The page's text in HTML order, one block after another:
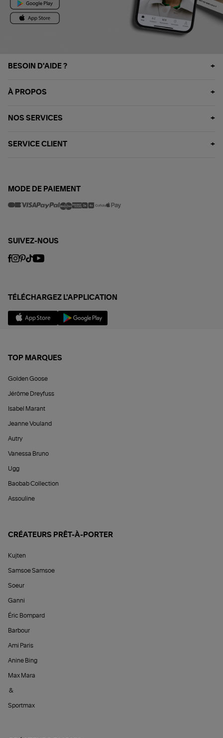
BESOIN D'AIDE ?
À PROPOS
NOS SERVICES
SERVICE CLIENT
MODE DE PAIEMENT
SUIVEZ-NOUS
TÉLÉCHARGEZ L'APPLICATION
TOP MARQUES
Golden Goose
Jérôme Dreyfuss
Isabel Marant
Jeanne Vouland
Autry
Vanessa Bruno
Ugg
Baobab Collection
Assouline
CRÉATEURS PRÊT-À-PORTER
Kujten
Samsoe Samsoe
Soeur
Ganni
Éric Bompard
Barbour
Ami Paris
Anine Bing
Max Mara
&
Sportmax